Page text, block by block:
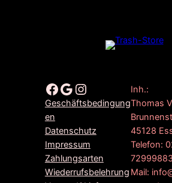
Facebook Google Instagram
Geschäftsbedingung
en
Datenschutz
Impressum
Zahlungsarten
Wiederrufsbelehrung
Inh.:
Thomas
45128
Telefon:
Mail: